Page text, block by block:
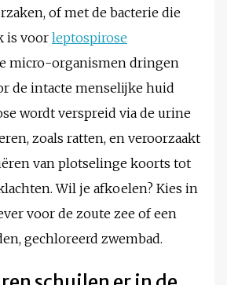
of met de bacterie die
is voor leptospirose
micro-organismen dringen
de intacte menselijke huid
wordt verspreid via de urine
zoals ratten, en veroorzaakt
van plotselinge koorts tot
Wil je afkoelen? Kies in
voor de zoute zee of een
gechloreerd zwembad.